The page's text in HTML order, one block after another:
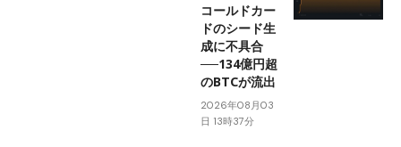
コールドカー
ドのシード生
成に不具合
──134億円超
のBTCが流出
2026年08月03
日 13時37分